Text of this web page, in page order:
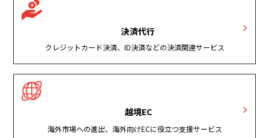
決済代行
クレジットカード決済、ID決済などの決済関連サービス
越境EC
海外市場への進出、海外向けECに役立つ支援サービス